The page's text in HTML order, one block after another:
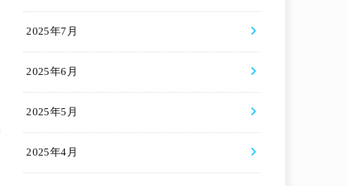
2025年7月
2025年6月
2025年5月
2025年4月